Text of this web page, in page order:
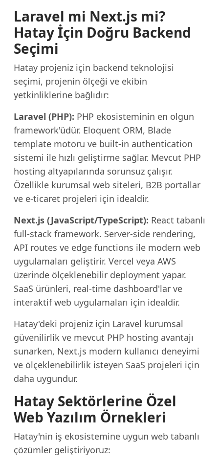
Laravel mi Next.js mi?
Hatay İçin Doğru Backend
Seçimi
Hatay projeniz için backend teknolojisi
seçimi, projenin ölçeği ve ekibin
yetkinliklerine bağlıdır:
Laravel (PHP): PHP ekosisteminin en olgun
framework'üdür. Eloquent ORM, Blade
template motoru ve built-in authentication
sistemi ile hızlı geliştirme sağlar. Mevcut PHP
hosting altyapılarında sorunsuz çalışır.
Özellikle kurumsal web siteleri, B2B portallar
ve e-ticaret projeleri için idealdir.
Next.js (JavaScript/TypeScript): React tabanlı
full-stack framework. Server-side rendering,
API routes ve edge functions ile modern web
uygulamaları geliştirir. Vercel veya AWS
üzerinde ölçeklenebilir deployment yapar.
SaaS ürünleri, real-time dashboard'lar ve
interaktif web uygulamaları için idealdir.
Hatay'deki projeniz için Laravel kurumsal
güvenilirlik ve mevcut PHP hosting avantajı
sunarken, Next.js modern kullanıcı deneyimi
ve ölçeklenebilirlik isteyen SaaS projeleri için
daha uygundur.
Hatay Sektörlerine Özel
Web Yazılım Örnekleri
Hatay'nin iş ekosistemine uygun web tabanlı
çözümler geliştiriyoruz: